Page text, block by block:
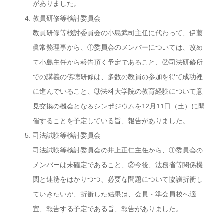
がありました。
教員研修等検討委員会
教員研修等検討委員会の小島武司主任に代わって、伊藤
眞常務理事から、①委員会のメンバーについては、改め
て小島主任から報告頂く予定であること、②司法研修所
での講義の傍聴研修は、多数の教員の参加を得て成功裡
に進んでいること、③法科大学院の教育経験について意
見交換の機会となるシンポジウムを12月11日（土）に開
催することを予定している旨、報告がありました。
司法試験等検討委員会
司法試験等検討委員会の井上正仁主任から、①委員会の
メンバーは未確定であること、②今後、法務省等関係機
関と連携をはかりつつ、必要な問題について協議折衝し
ていきたいが、折衝した結果は、会員・準会員校へ適
宜、報告する予定である旨、報告がありました。